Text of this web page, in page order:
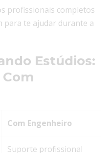
profissionais completos
para te ajudar durante a
Estúdios:
Com Engenheiro
Suporte profissional